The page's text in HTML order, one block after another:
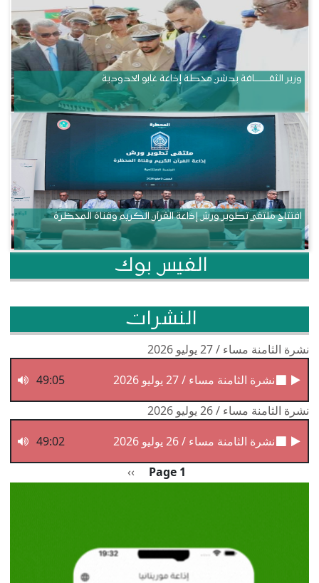
وزير الثقــــــــــافة يدشن محطة إذاعة غابو الحدودية
افتتاح ملتقى تطوير ورش إذاعة القرآن الكريم وقناة المحظرة
الفيس بوك
النشرات
نشرة الثامنة مساء / 27 يوليو 2026
نشرة الثامنة مساء / 27 يوليو 2026
49:05
نشرة الثامنة مساء / 26 يوليو 2026
نشرة الثامنة مساء / 26 يوليو 2026
49:02
Page 1 الصفحة التالية
››